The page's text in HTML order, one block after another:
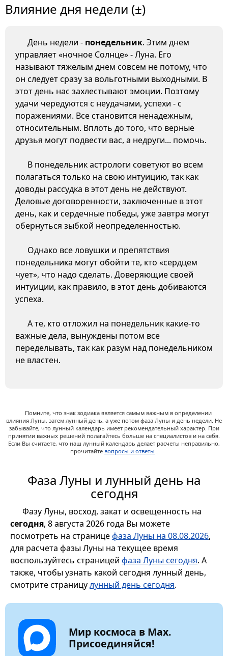
Влияние дня недели (±)
День недели - понедельник. Этим днем
управляет «ночное Солнце» - Луна. Его
называют тяжелым днем совсем не потому, что
он следует сразу за вольготными выходными. В
этот день нас захлестывают эмоции. Поэтому
удачи чередуются с неудачами, успехи - с
поражениями. Все становится ненадежным,
относительным. Вплоть до того, что верные
друзья могут подвести вас, а недруги... помочь.
В понедельник астрологи советуют во всем
полагаться только на свою интуицию, так как
доводы рассудка в этот день не действуют.
Деловые договоренности, заключенные в этот
день, как и сердечные победы, уже завтра могут
обернуться зыбкой неопределенностью.
Однако все ловушки и препятствия
понедельника могут обойти те, кто «сердцем
чует», что надо сделать. Доверяющие своей
интуиции, как правило, в этот день добиваются
успеха.
А те, кто отложил на понедельник какие-то
важные дела, вынуждены потом все
переделывать, так как разум над понедельником
не властен.
Помните, что знак зодиака является самым важным в определении
влияния Луны, затем лунный день, а уже потом фаза Луны и день недели. Не
забывайте, что лунный календарь имеет рекомендательный характер. При
принятии важных решений полагайтесь больше на специалистов и на себя.
Если Вы считаете, что наш лунный календарь делает расчеты неправильно,
прочитайте вопросы и ответы .
Фаза Луны и лунный день на
сегодня
Фазу Луны, восход, закат и освещенность на
сегодня, 8 августа 2026 года Вы можете
посмотреть на страницефаза Луны на 08.08.2026,
для расчета фазы Луны на текущее время
воспользуйтесь страницей фаза Луны сегодня. А
также, чтобы узнать какой сегодня лунный день,
смотрите страницулунный день сегодня.
Мир космоса в Max.
Присоединяйся!